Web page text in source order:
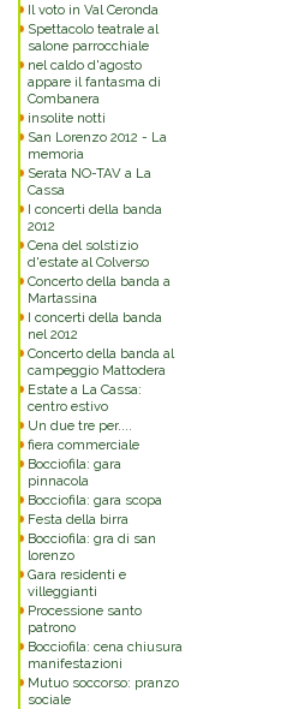
Il voto in Val Ceronda
Spettacolo teatrale al
salone parrocchiale
nel caldo d'agosto
appare il fantasma di
Combanera
insolite notti
San Lorenzo 2012 - La
memoria
Serata NO-TAV a La
Cassa
I concerti della banda
2012
Cena del solstizio
d'estate al Colverso
Concerto della banda a
Martassina
I concerti della banda
nel 2012
Concerto della banda al
campeggio Mattodera
Estate a La Cassa:
centro estivo
Un due tre per....
fiera commerciale
Bocciofila: gara
pinnacola
Bocciofila: gara scopa
Festa della birra
Bocciofila: gra di san
lorenzo
Gara residenti e
villeggianti
Processione santo
patrono
Bocciofila: cena chiusura
manifestazioni
Mutuo soccorso: pranzo
sociale